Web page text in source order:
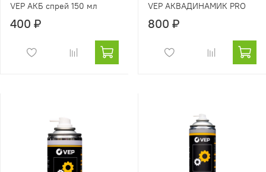
VEP АКБ спрей 150 мл
400 ₽
VEP АКВАДИНАМИК PRO
800 ₽